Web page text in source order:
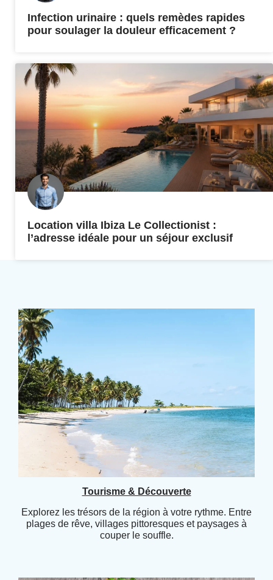
Infection urinaire : quels remèdes rapides
pour soulager la douleur efficacement ?
Location villa Ibiza Le Collectionist :
l’adresse idéale pour un séjour exclusif
Tourisme & Découverte
Explorez les trésors de la région à votre rythme. Entre
plages de rêve, villages pittoresques et paysages à
couper le souffle.